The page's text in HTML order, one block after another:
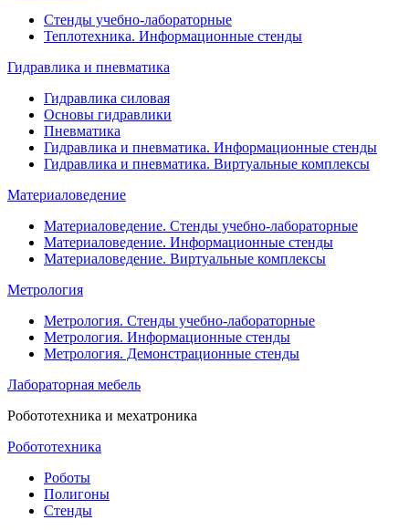
Стенды учебно-лабораторные
Теплотехника. Информационные стенды
Гидравлика и пневматика
Гидравлика силовая
Основы гидравлики
Пневматика
Гидравлика и пневматика. Информационные стенды
Гидравлика и пневматика. Виртуальные комплексы
Материаловедение
Материаловедение. Стенды учебно-лабораторные
Материаловедение. Информационные стенды
Материаловедение. Виртуальные комплексы
Метрология
Метрология. Стенды учебно-лабораторные
Метрология. Информационные стенды
Метрология. Демонстрационные стенды
Лабораторная мебель
Робототехника и мехатроника
Робототехника
Роботы
Полигоны
Стенды